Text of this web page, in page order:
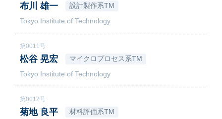
布川 雄一 設計製作系TM
Tokyo Institute of Technology
第0011号
松谷 晃宏 マイクロプロセス系TM
Tokyo Institute of Technology
第0012号
菊地 良平 材料評価系TM